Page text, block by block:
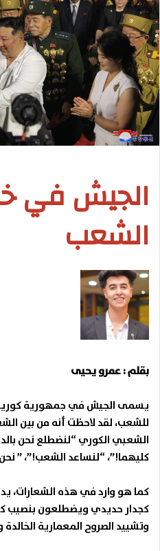
الجيش في
الشعب
بقلم : عمرو يحيى
يسمى الجيش في جمهورية كوريا
للشعب، لقد لاحظت أنه من بين
الشعبي الكوري “لنضطلع نحن
كليهما!”، “لنساعد الشعب!”، ”
كما هو وارد في هذه الشعارات،
كجدار حديدي ويضطلعون بنصيب
وتشييد الصروح المعمارية الخالدة